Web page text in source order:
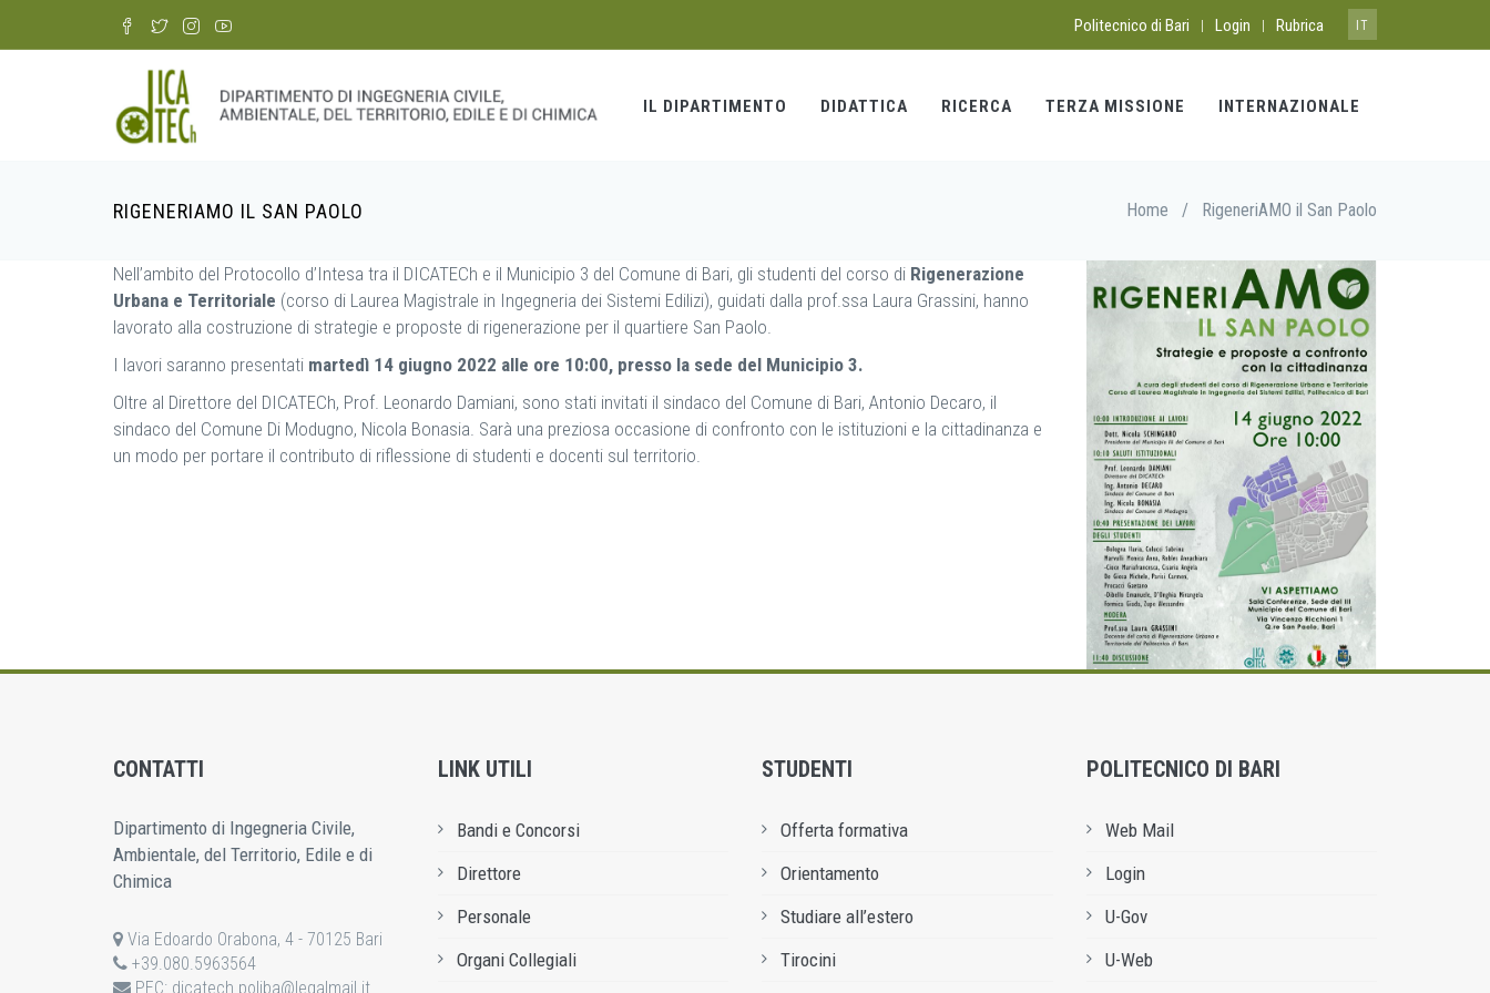
Politecnico di Bari | Login | Rubrica IT
IL DIPARTIMENTO DIDATTICA RICERCA TERZA MISSIONE INTERNAZIONALE
RIGENERIAMO IL SAN PAOLO
Breadcrumb Home / RigeneriAMO il San Paolo
Nell’ambito del Protocollo d’Intesa tra il DICATECh e il Municipio 3 del Comune di Bari, gli studenti del corso di Rigenerazione
Urbana e Territoriale (corso di Laurea Magistrale in Ingegneria dei Sistemi Edilizi), guidati dalla prof.ssa Laura Grassini, hanno
lavorato alla costruzione di strategie e proposte di rigenerazione per il quartiere San Paolo.
I lavori saranno presentati martedì 14 giugno 2022 alle ore 10:00, presso la sede del Municipio 3.
Oltre al Direttore del DICATECh, Prof. Leonardo Damiani, sono stati invitati il sindaco del Comune di Bari, Antonio Decaro, il
sindaco del Comune Di Modugno, Nicola Bonasia. Sarà una preziosa occasione di confronto con le istituzioni e la cittadinanza e
un modo per portare il contributo di riflessione di studenti e docenti sul territorio.
CONTATTI
Dipartimento di Ingegneria Civile,
Ambientale, del Territorio, Edile e di
Chimica
Via Edoardo Orabona, 4 - 70125 Bari
+39.080.5963564
PEC: dicatech.poliba@legalmail.it
LINK UTILI
Bandi e Concorsi
Direttore
Personale
Organi Collegiali
STUDENTI
Offerta formativa
Orientamento
Studiare all’estero
Tirocini
POLITECNICO DI BARI
Web Mail
Login
U-Gov
U-Web